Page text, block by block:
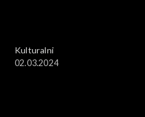
Kulturalni
02.03.2024